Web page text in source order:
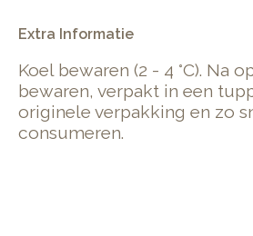
Extra Informatie
Koel bewaren (2 - 4 °C). Na
bewaren, verpakt in een
originele verpakking en zo
consumeren.